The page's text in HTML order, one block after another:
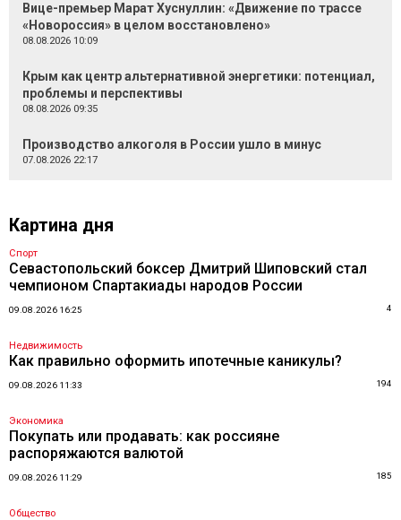
Вице-премьер Марат Хуснуллин: «Движение по трассе
«Новороссия» в целом восстановлено»
08.08.2026 10:09
Крым как центр альтернативной энергетики: потенциал,
проблемы и перспективы
08.08.2026 09:35
Производство алкоголя в России ушло в минус
07.08.2026 22:17
Картина дня
Спорт
Севастопольский боксер Дмитрий Шиповский стал
чемпионом Спартакиады народов России
09.08.2026 16:25 4
Недвижимость
Как правильно оформить ипотечные каникулы?
09.08.2026 11:33 194
Экономика
Покупать или продавать: как россияне
распоряжаются валютой
09.08.2026 11:29 185
Общество